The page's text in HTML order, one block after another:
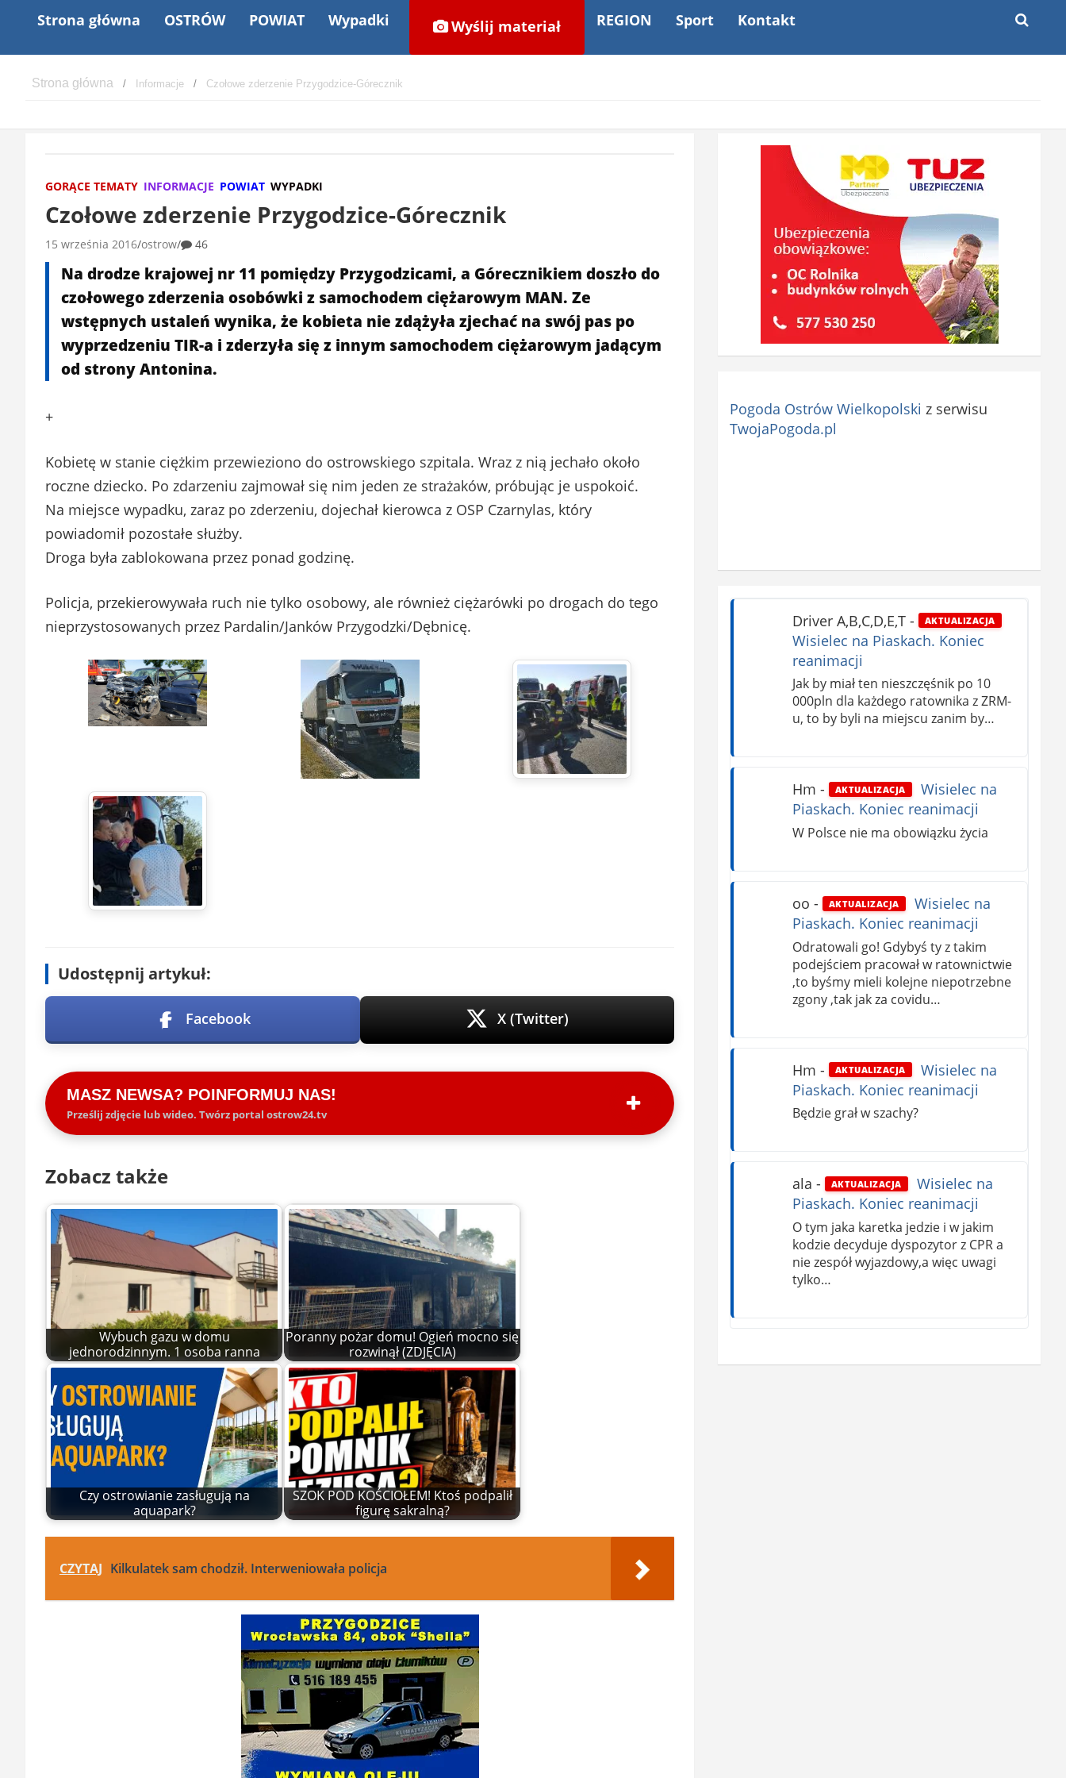
Strona główna OSTRÓW POWIAT Wypadki Wyślij materiał REGION Sport Kontakt
Informacje Czołowe zderzenie Przygodzice-Górecznik
GORĄCE TEMATY INFORMACJE POWIAT WYPADKI
Czołowe zderzenie Przygodzice-Górecznik
15 września 2016 ostrow 46
Na drodze krajowej nr 11 pomiędzy Przygodzicami, a Górecznikiem doszło do
czołowego zderzenia osobówki z samochodem ciężarowym MAN. Ze
wstępnych ustaleń wynika, że kobieta nie zdążyła zjechać na swój pas po
wyprzedzeniu TIR-a i zderzyła się z innym samochodem ciężarowym jadącym
od strony Antonina.
+
Kobietę w stanie ciężkim przewieziono do ostrowskiego szpitala. Wraz z nią jechało około
roczne dziecko. Po zdarzeniu zajmował się nim jeden ze strażaków, próbując je uspokoić.
Na miejsce wypadku, zaraz po zderzeniu, dojechał kierowca z OSP Czarnylas, który
powiadomił pozostałe służby.
Droga była zablokowana przez ponad godzinę.
Policja, przekierowywała ruch nie tylko osobowy, ale również ciężarówki po drogach do tego
nieprzystosowanych przez Pardalin/Janków Przygodzki/Dębnicę.
Udostępnij artykuł:
Facebook X (Twitter)
MASZ NEWSA? POINFORMUJ NAS!
Prześlij zdjęcie lub wideo. Twórz portal ostrow24.tv
Zobacz także
Wybuch gazu w domu
jednorodzinnym. 1 osoba ranna
Poranny pożar domu! Ogień mocno się
rozwinął (ZDJĘCIA)
Czy ostrowianie zasługują na
aquapark?
SZOK POD KOŚCIOŁEM! Ktoś podpalił
figurę sakralną?
CZYTAJ Kilkulatek sam chodził. Interweniowała policja
Pogoda Ostrów Wielkopolski z serwisu
TwojaPogoda.pl
Driver A,B,C,D,E,T- AKTUALIZACJA
Wisielec na Piaskach. Koniec
reanimacji
Jak by miał ten nieszczęśnik po 10
000pln dla każdego ratownika z ZRM-
u, to by byli na miejscu zanim by…
Hm - AKTUALIZACJA
Wisielec na
Piaskach. Koniec reanimacji
W Polsce nie ma obowiązku życia
oo - AKTUALIZACJA
Wisielec na
Piaskach. Koniec reanimacji
Odratowali go! Gdybyś ty z takim
podejściem pracował w ratownictwie
,to byśmy mieli kolejne niepotrzebne
zgony ,tak jak za covidu…
Hm - AKTUALIZACJA
Wisielec na
Piaskach. Koniec reanimacji
Będzie grał w szachy?
ala - AKTUALIZACJA
Wisielec na
Piaskach. Koniec reanimacji
O tym jaka karetka jedzie i w jakim
kodzie decyduje dyspozytor z CPR a
nie zespół wyjazdowy,a więc uwagi
tylko…